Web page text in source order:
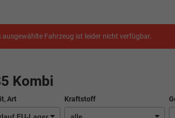
ausgewählte Fahrzeug ist leider nicht verfügbar.
Kombi
Art Kraftstoff